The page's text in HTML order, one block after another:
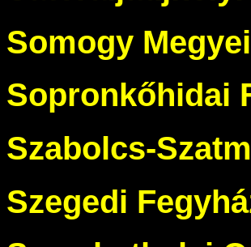
Somogy
Sopronkőhidai
Szabolcs-
Szegedi